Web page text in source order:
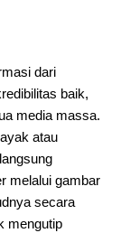
dari
baik,
media massa.
atau
melalui gambar
secara
mengutip